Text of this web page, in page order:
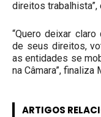
direitos trabalhista”,
“Quero deixar
de seus direitos,
as entidades se
na Câmara”, finaliza
ARTIGOS